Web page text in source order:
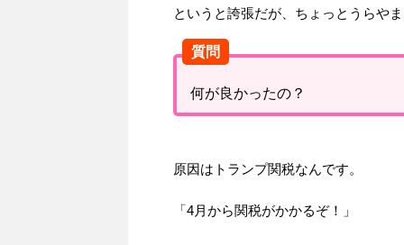
というと誇張だが、ちょっとうらやま
質問
何が良かったの？
原因はトランプ関税なんです。
「4月から関税がかかるぞ！」